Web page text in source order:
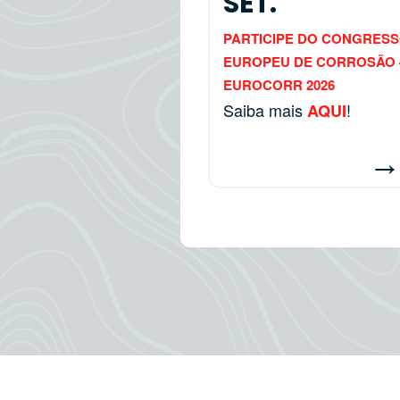
PARTICIPE DO
EUROPEU DE CORROSÃO
EUROCORR 2026
Saiba maisAQUI!
→